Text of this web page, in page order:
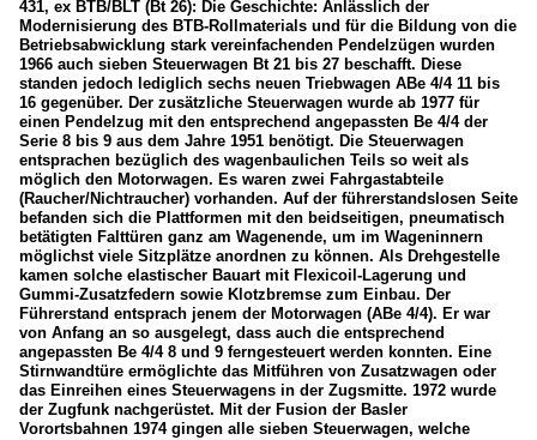
431, ex BTB/BLT (Bt 26): Die Geschichte: Anlässlich der
Modernisierung des BTB-Rollmaterials und für die Bildung von die
Betriebsabwicklung stark vereinfachenden Pendelzügen wurden
1966 auch sieben Steuerwagen Bt 21 bis 27 beschafft. Diese
standen jedoch lediglich sechs neuen Triebwagen ABe 4/4 11 bis
16 gegenüber. Der zusätzliche Steuerwagen wurde ab 1977 für
einen Pendelzug mit den entsprechend angepassten Be 4/4 der
Serie 8 bis 9 aus dem Jahre 1951 benötigt. Die Steuerwagen
entsprachen bezüglich des wagenbaulichen Teils so weit als
möglich den Motorwagen. Es waren zwei Fahrgastabteile
(Raucher/Nichtraucher) vorhanden. Auf der führerstandslosen Seite
befanden sich die Plattformen mit den beidseitigen, pneumatisch
betätigten Falttüren ganz am Wagenende, um im Wageninnern
möglichst viele Sitzplätze anordnen zu können. Als Drehgestelle
kamen solche elastischer Bauart mit Flexicoil-Lagerung und
Gummi-Zusatzfedern sowie Klotzbremse zum Einbau. Der
Führerstand entsprach jenem der Motorwagen (ABe 4/4). Er war
von Anfang an so ausgelegt, dass auch die entsprechend
angepassten Be 4/4 8 und 9 ferngesteuert werden konnten. Eine
Stirnwandtüre ermöglichte das Mitführen von Zusatzwagen oder
das Einreihen eines Steuerwagens in der Zugsmitte. 1972 wurde
der Zugfunk nachgerüstet. Mit der Fusion der Basler
Vorortsbahnen 1974 gingen alle sieben Steuerwagen, welche